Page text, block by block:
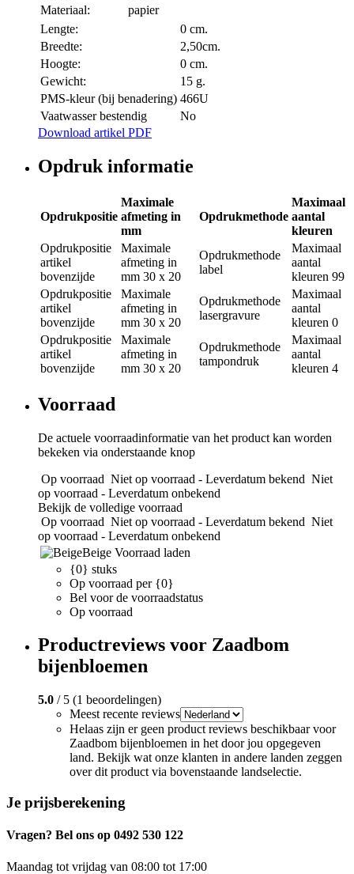
Materiaal:
papier
Lengte:
0 cm.
Breedte:
2,50cm.
Hoogte:
0 cm.
Gewicht:
15 g.
PMS-kleur (bij benadering) 466U
Vaatwasser bestendig
No
Download artikel PDF
Opdruk informatie
Opdrukpositie
Maximale
afmeting in
mm
Opdrukmethode
Maximaal
aantal
kleuren
Opdrukpositie
artikel
bovenzijde
Maximale
afmeting in
mm 30 x 20
Opdrukmethode
label
Maximaal
aantal
kleuren 99
Opdrukpositie
artikel
bovenzijde
Maximale
afmeting in
mm 30 x 20
Opdrukmethode
lasergravure
Maximaal
aantal
kleuren 0
Opdrukpositie
artikel
bovenzijde
Maximale
afmeting in
mm 30 x 20
Opdrukmethode
tampondruk
Maximaal
aantal
kleuren 4
Voorraad
De actuele voorraadinformatie van het product kan worden
bekeken via onderstaande knop
Op voorraad Niet op voorraad - Leverdatum bekend Niet
op voorraad - Leverdatum onbekend
Bekijk de volledige voorraad
Op voorraad Niet op voorraad - Leverdatum bekend Niet
op voorraad - Leverdatum onbekend
Beige Voorraad laden
{0} stuks
Op voorraad per {0}
Bel voor de voorraadstatus
Op voorraad
Productreviews voor Zaadbom
bijenbloemen
5.0 / 5 (1 beoordelingen)
Meest recente reviews
Helaas zijn er geen product reviews beschikbaar voor
Zaadbom bijenbloemen in het door jou opgegeven
land. Bekijk wat onze klanten in andere landen zeggen
over dit product via bovenstaande landselectie.
Je prijsberekening
Vragen? Bel ons op 0492 530 122
Maandag tot vrijdag van 08:00 tot 17:00